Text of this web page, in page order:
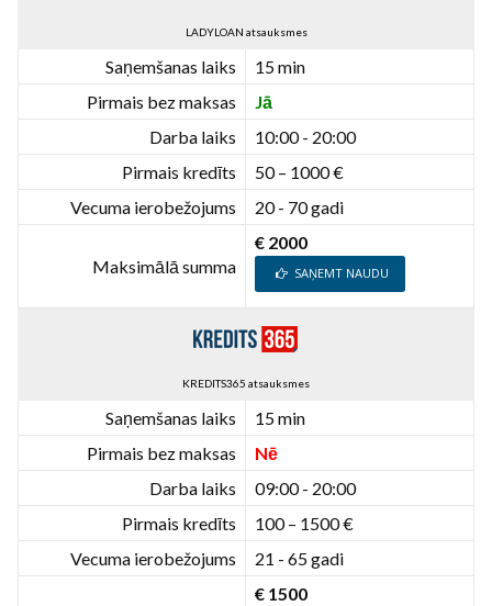
LADYLOAN atsauksmes
Saņemšanas laiks
15 min
Pirmais bez maksas
Jā
Darba laiks
10:00 - 20:00
Pirmais kredīts
50 – 1000 €
Vecuma ierobežojums
20 - 70 gadi
Maksimālā summa
€ 2000
SAŅEMT NAUDU
KREDITS365 atsauksmes
Saņemšanas laiks
15 min
Pirmais bez maksas
Nē
Darba laiks
09:00 - 20:00
Pirmais kredīts
100 – 1500 €
Vecuma ierobežojums
21 - 65 gadi
€ 1500